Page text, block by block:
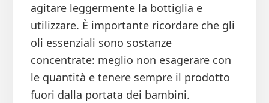
agitare leggermente la bottiglia e
utilizzare. È importante ricordare che gli
oli essenziali sono sostanze
concentrate: meglio non esagerare con
le quantità e tenere sempre il prodotto
fuori dalla portata dei bambini.